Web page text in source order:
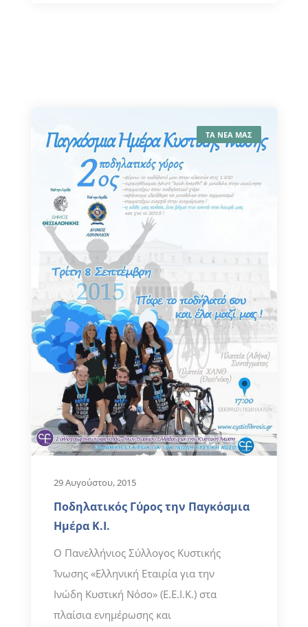
ΤΑ ΝΕΑ ΜΑΣ
29 Αυγούστου, 2015
Ποδηλατικός Γύρος την Παγκόσμια
Ημέρα Κ.Ι.
Ο Πανελλήνιος Σύλλογος Κυστικής
Ίνωσης «Ελληνική Εταιρία για την
Ινώδη Κυστική Νόσο» (Ε.Ε.Ι.Κ.) στα
πλαίσια ενημέρωσης και